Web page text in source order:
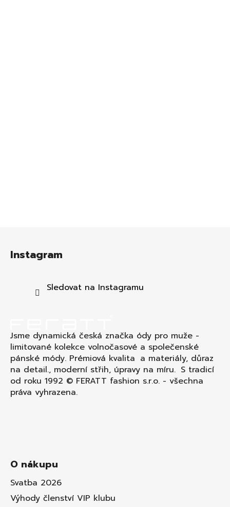
Instagram
Sledovat na Instagramu
Jsme dynamická česká značka ódy pro muže -
limitované kolekce volnočasové a společenské
pánské módy. Prémiová kvalita a materiály, důraz
na detail., moderní střih, úpravy na míru. S tradicí
od roku 1992 © FERATT fashion s.r.o. - všechna
práva vyhrazena.
O nákupu
Svatba 2026
Výhody členství VIP klubu